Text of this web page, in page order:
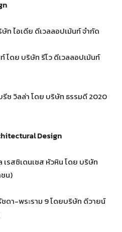
Design
ท ไอเดีย ดีเวลลอปเม้นท์ จำกัด
ท์ โดย บริษัท รีโว ดีเวลลอปเม้นท์
บรีซ วิลล่า โดย บริษัท ธรรมดี 2020
Architectural Design
เรสซิเดนเซส หัวหิน โดย บริษัท
น)
ชดา-พระราม 9 โดยบริษัท ดีวายน์